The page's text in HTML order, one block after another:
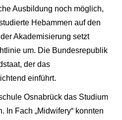
Ausbildung noch möglich,
Hebammen auf den
Akademisierung setzt
um. Die Bundesrepublik
der das
einführt.
Osnabrück das Studium
In Fach „Midwifery“ konnten